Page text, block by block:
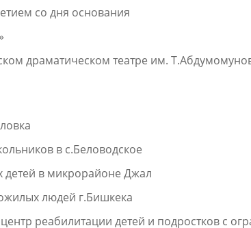
со дня основания
драматическом театре им.
в с.Беловодское
детей в микрорайоне Джал
людей г.Бишкека
реабилитации детей и подростков с